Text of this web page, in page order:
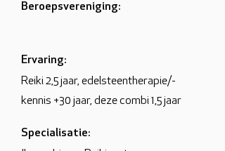
Beroepsvereniging:
Ervaring:
Reiki 2,5 jaar, edelsteentherapie/-
kennis +30 jaar, deze combi 1,5 jaar
Specialisatie: